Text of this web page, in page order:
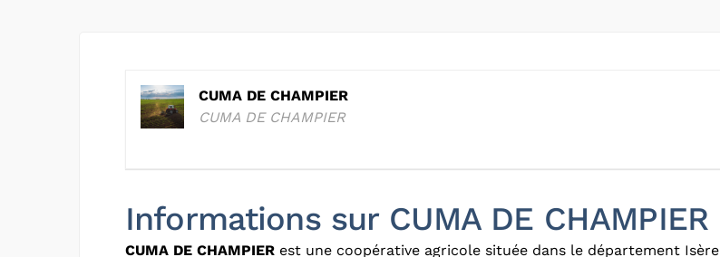
CUMA DE CHAMPIER
CUMA DE CHAMPIER
Informations sur CUMA DE CHAMPIER
CUMA DE CHAMPIER est une coopérative agricole située dans le département Isère